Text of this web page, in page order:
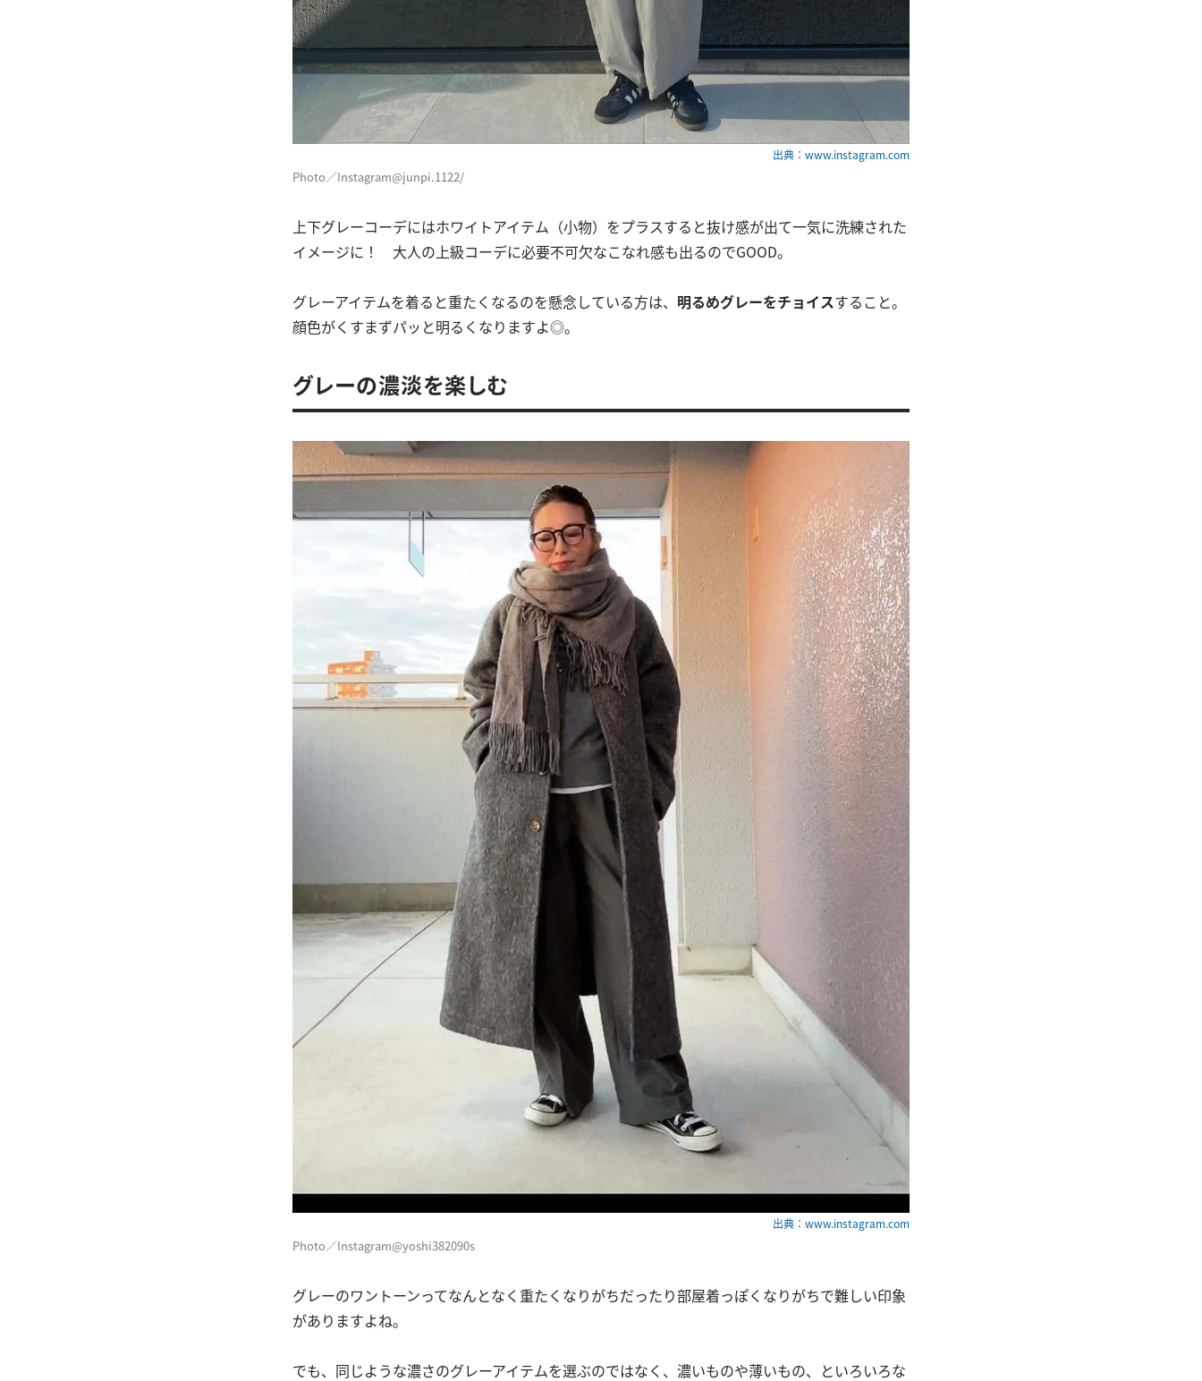
出典：www.instagram.com
Photo／Instagram@junpi.1122/
上下グレーコーデにはホワイトアイテム（小物）をプラスすると抜け感が出て一気に洗練された
イメージに！ 大人の上級コーデに必要不可欠なこなれ感も出るのでGOOD。
グレーアイテムを着ると重たくなるのを懸念している方は、 明るめグレーをチョイスすること。
顔色がくすまずパッと明るくなりますよ◎。
グレーの濃淡を楽しむ
出典：www.instagram.com
Photo／Instagram@yoshi382090s
グレーのワントーンってなんとなく重たくなりがちだったり部屋着っぽくなりがちで難しい印象
がありますよね。
でも、同じような濃さのグレーアイテムを選ぶのではなく、濃いものや薄いもの、といろいろな